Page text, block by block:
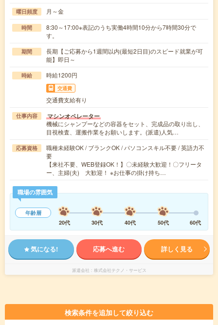
曜日頻度 月～金
時間
8:30～17:00※表記のうち実働4時間10分から7時間30分で
す。
期間
長期【ご応募から1週間以内(最短2日目)のスピード就業が可
能】即日～
時給 時給1200円
交通費
交通費支給有り
仕事内容 マシンオペレーター
機械にシャンプーなどの容器をセット、完成品の取り出し、
目視検査、運搬作業をお願いします。(派遣)人気…
応募資格
職種未経験OK / ブランクOK / パソコンスキル不要 / 英語力不
要
【来社不要、WEB登録OK！】〇未経験大歓迎！〇フリータ
ー、主婦(夫) 大歓迎！ ※お仕事の掛け持ち…
職場の雰囲気
年齢層
20代
30代 40代 50代 60代
気になる! 応募へ進む 詳しく見る
派遣会社 株式会社テクノ・サービス
検索条件を追加して絞り込む